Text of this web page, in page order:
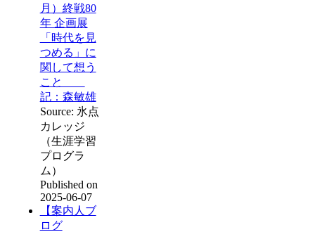
月）終戦80
年 企画展
「時代を見
つめる」に
関して想う
こと
記：森敏雄
Source: 氷点
カレッジ
（生涯学習
プログラ
ム）
Published on
2025-06-07
【案内人ブ
ログ